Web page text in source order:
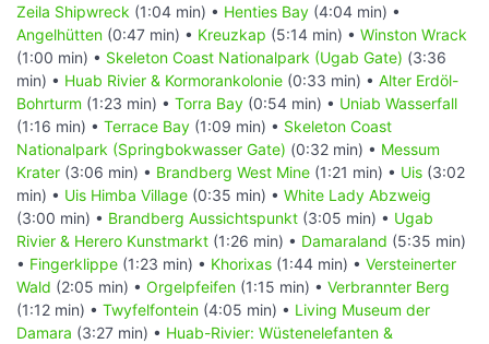
Zeila Shipwreck (1:04 min) • Henties Bay (4:04 min) •
Angelhütten (0:47 min) • Kreuzkap (5:14 min) • Winston Wrack
(1:00 min) • Skeleton Coast Nationalpark (Ugab Gate) (3:36
min) • Huab Rivier & Kormorankolonie (0:33 min) • Alter Erdöl-
Bohrturm (1:23 min) • Torra Bay (0:54 min) • Uniab Wasserfall
(1:16 min) • Terrace Bay (1:09 min) • Skeleton Coast
Nationalpark (Springbokwasser Gate) (0:32 min) • Messum
Krater (3:06 min) • Brandberg West Mine (1:21 min) • Uis (3:02
min) • Uis Himba Village (0:35 min) • White Lady Abzweig
(3:00 min) • Brandberg Aussichtspunkt (3:05 min) • Ugab
Rivier & Herero Kunstmarkt (1:26 min) • Damaraland (5:35 min)
• Fingerklippe (1:23 min) • Khorixas (1:44 min) • Versteinerter
Wald (2:05 min) • Orgelpfeifen (1:15 min) • Verbrannter Berg
(1:12 min) • Twyfelfontein (4:05 min) • Living Museum der
Damara (3:27 min) • Huab-Rivier: Wüstenelefanten &